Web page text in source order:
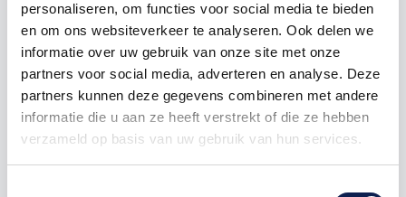
personaliseren, om functies voor social media te bieden
en om ons websiteverkeer te analyseren. Ook delen we
informatie over uw gebruik van onze site met onze
partners voor social media, adverteren en analyse. Deze
partners kunnen deze gegevens combineren met andere
informatie die u aan ze heeft verstrekt of die ze hebben
verzameld op basis van uw gebruik van hun services.
200 € 0,25 € 50,00
500 € 0,20 € 150,00
750 € 0,15 € 262,50